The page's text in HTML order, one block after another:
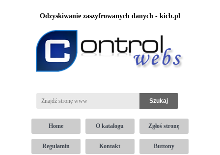
Odzyskiwanie zaszyfrowanych danych - kicb.pl
Home O katalogu Zgłoś stronę
Regulamin Kontakt Buttony